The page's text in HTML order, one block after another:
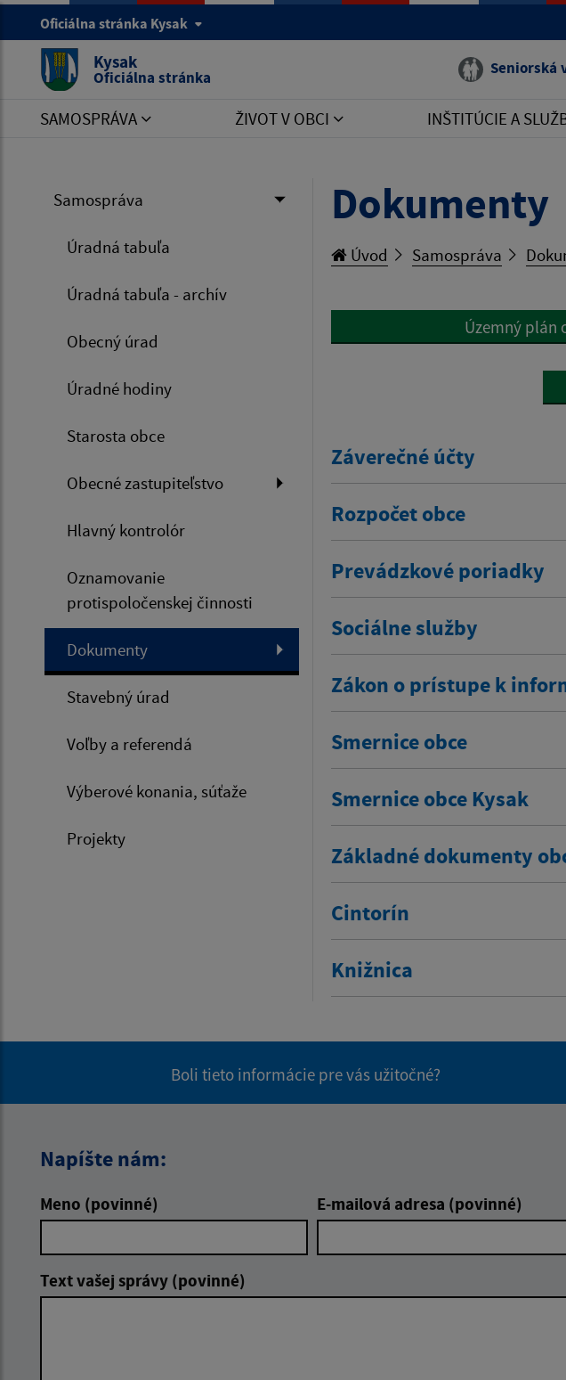
Oficiálna stránka Kysak
Kysak
Oficiálna stránka Seniorská
SAMOSPRÁVA ŽIVOT V OBCI INŠTITÚCIE A
Samospráva
Úradná tabuľa
Úradná tabuľa - archív
Obecný úrad
Úradné hodiny
Starosta obce
Obecné zastupiteľstvo
Hlavný kontrolór
Oznamovanie
protispoločenskej činnosti
Dokumenty
Stavebný úrad
Voľby a referendá
Výberové konania, súťaže
Projekty
Dokumenty
Úvod Samospráva
Územný plán
Záverečné účty
Rozpočet obce
Prevádzkové poriadky
Sociálne služby
Zákon o prístupe k
Smernice obce
Smernice obce Kysak
Základné dokumenty
Cintorín
Knižnica
Boli tieto informácie pre vás užitočné?
Napíšte nám:
Meno (povinné) E-mailová adresa (povinné)
Text vašej správy (povinné)